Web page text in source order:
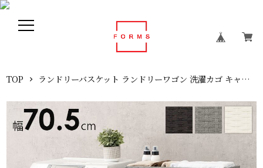
TOP ランドリーバスケット ランドリーワゴン 洗濯カゴ キャスター付 新生活 一人暮らし【幅70.5】【奥行30.5】【高さ99.5】